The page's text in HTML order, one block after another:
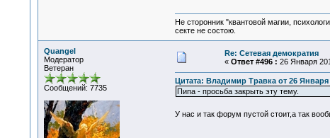
Не сторонник "квантовой магии,
секте не состою.
Quangel
Модератор
Ветеран
Сообщений: 7735
Re: Сетевая демократия
« Ответ #496 : 26 Января
Цитата: Владимир Травка от 26 Января
Пипа - просьба закрыть эту тему.
У нас и так форум пустой стоит,а так